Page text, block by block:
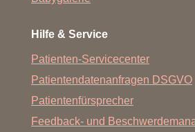
Hilfe & Service
Patienten-Servicecenter
Patientendatenanfragen DSGVO
Patientenfürsprecher
Feedback- und